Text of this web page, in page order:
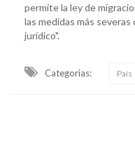
permite la ley de
las medidas más
jurídico".
Categorias: País